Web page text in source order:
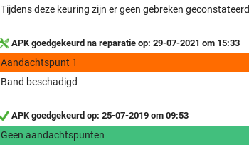
Tijdens deze keuring zijn er geen gebreken geconstateerd
APK goedgekeurd na reparatie op: 29-07-2021 om 15:33
Aandachtspunt 1
Band beschadigd
APK goedgekeurd op: 25-07-2019 om 09:53
Geen aandachtspunten